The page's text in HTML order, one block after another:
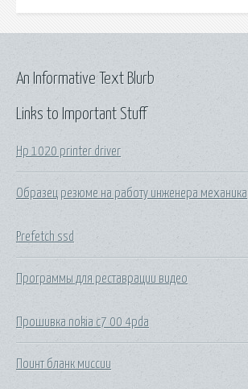
Links to Important Stuff
Hp 1020 printer driver
Образец резюме на работу инженера механика
Prefetch ssd
Программы для реставрации видео
Прошивка nokia c7 00 4pda
Поинт бланк миссии
An Informative Text Blurb